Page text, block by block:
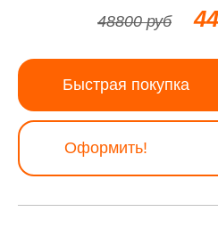
48800 руб
Быстрая покупка
Оформить!